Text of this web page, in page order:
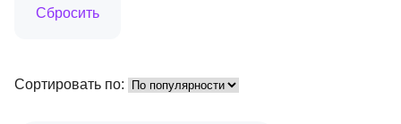
Сортировать по: